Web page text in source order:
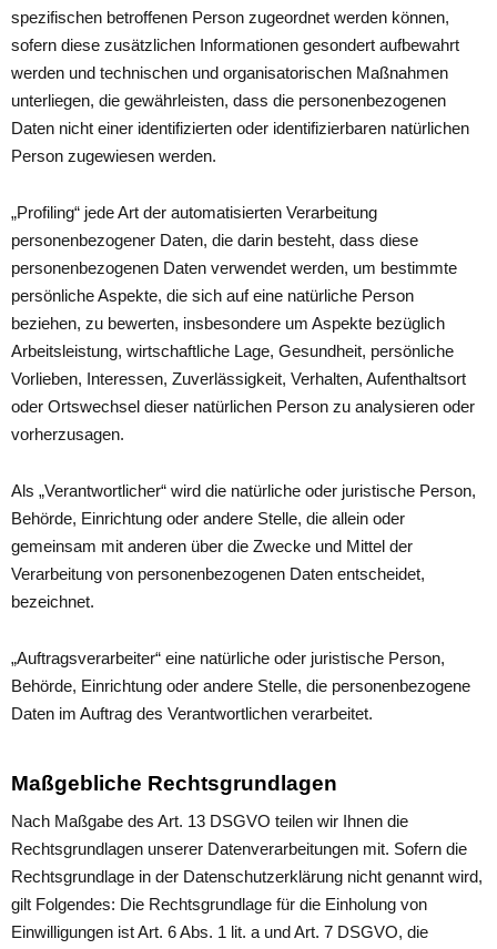
spezifischen betroffenen Person zugeordnet werden können,
sofern diese zusätzlichen Informationen gesondert aufbewahrt
werden und technischen und organisatorischen Maßnahmen
unterliegen, die gewährleisten, dass die personenbezogenen
Daten nicht einer identifizierten oder identifizierbaren natürlichen
Person zugewiesen werden.
„Profiling“ jede Art der automatisierten Verarbeitung
personenbezogener Daten, die darin besteht, dass diese
personenbezogenen Daten verwendet werden, um bestimmte
persönliche Aspekte, die sich auf eine natürliche Person
beziehen, zu bewerten, insbesondere um Aspekte bezüglich
Arbeitsleistung, wirtschaftliche Lage, Gesundheit, persönliche
Vorlieben, Interessen, Zuverlässigkeit, Verhalten, Aufenthaltsort
oder Ortswechsel dieser natürlichen Person zu analysieren oder
vorherzusagen.
Als „Verantwortlicher“ wird die natürliche oder juristische Person,
Behörde, Einrichtung oder andere Stelle, die allein oder
gemeinsam mit anderen über die Zwecke und Mittel der
Verarbeitung von personenbezogenen Daten entscheidet,
bezeichnet.
„Auftragsverarbeiter“ eine natürliche oder juristische Person,
Behörde, Einrichtung oder andere Stelle, die personenbezogene
Daten im Auftrag des Verantwortlichen verarbeitet.
Maßgebliche Rechtsgrundlagen
Nach Maßgabe des Art. 13 DSGVO teilen wir Ihnen die
Rechtsgrundlagen unserer Datenverarbeitungen mit. Sofern die
Rechtsgrundlage in der Datenschutzerklärung nicht genannt wird,
gilt Folgendes: Die Rechtsgrundlage für die Einholung von
Einwilligungen ist Art. 6 Abs. 1 lit. a und Art. 7 DSGVO, die